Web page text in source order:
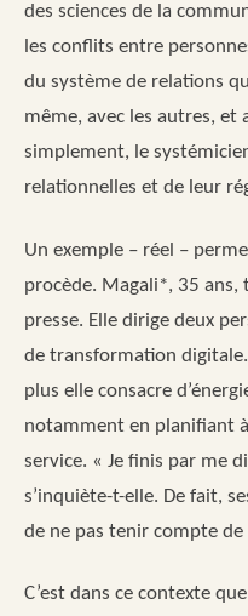
des sciences de la
les conflits entre
du système de relations
même, avec les autres, et
simplement, le
relationnelles et de leur
Un exemple – réel –
procède. Magali*, 35 ans,
presse. Elle dirige deux
de transformation
plus elle consacre
notamment en planifiant
service. « Je finis par me
s’inquiète-t-elle. De fait,
de ne pas tenir compte
C’est dans ce contexte